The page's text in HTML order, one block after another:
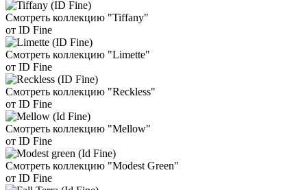
Смотреть коллекцию "Tiffany"
от ID Fine
Смотреть коллекцию "Limette"
от ID Fine
Смотреть коллекцию "Reckless"
от ID Fine
Смотреть коллекцию "Mellow"
от ID Fine
Смотреть коллекцию "Modest Green"
от ID Fine